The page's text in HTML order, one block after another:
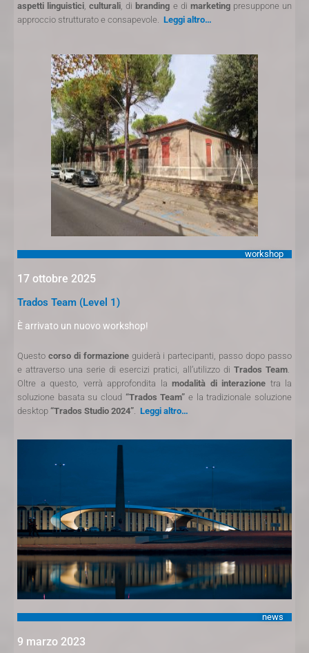
aspetti linguistici,culturali, di branding e di marketingpresuppone un
approccio strutturato e consapevole. Leggi altro…
workshop
17 ottobre 2025
Trados Team (Level 1)
È arrivato un nuovo workshop!
Questo corso di formazioneguiderà i partecipanti, passo dopo passo
e attraverso una serie di esercizi pratici, all’utilizzo di Trados Team.
Oltre a questo, verrà approfondita la modalità di interazione tra la
soluzione basata su cloud “Trados Team” e la tradizionale soluzione
desktop “Trados Studio 2024”. Leggi altro…
news
9 marzo 2023